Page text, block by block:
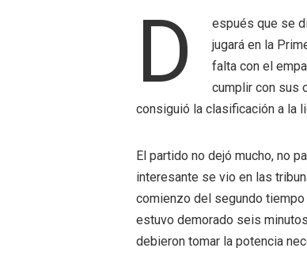
D
espués que se
jugará en la
falta con el
cumplir con sus
consiguió la clasificación a la
El partido no dejó mucho, no
interesante se vio en las
comienzo del segundo
estuvo demorado seis
debieron tomar la potencia